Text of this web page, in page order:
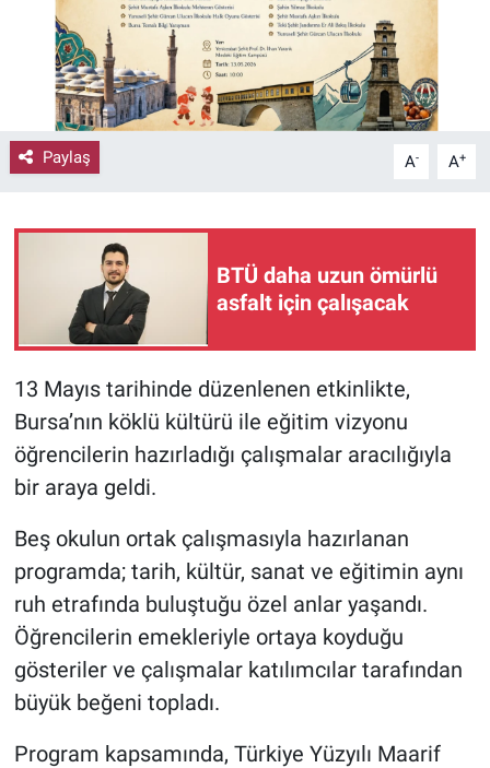
Paylaş A- A+
BTÜ daha uzun ömürlü
asfalt için çalışacak
13 Mayıs tarihinde düzenlenen etkinlikte,
Bursa’nın köklü kültürü ile eğitim vizyonu
öğrencilerin hazırladığı çalışmalar aracılığıyla
bir araya geldi.
Beş okulun ortak çalışmasıyla hazırlanan
programda; tarih, kültür, sanat ve eğitimin aynı
ruh etrafında buluştuğu özel anlar yaşandı.
Öğrencilerin emekleriyle ortaya koyduğu
gösteriler ve çalışmalar katılımcılar tarafından
büyük beğeni topladı.
Program kapsamında, Türkiye Yüzyılı Maarif